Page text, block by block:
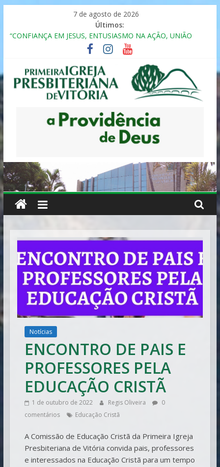
7 de agosto de 2026
Últimos:
“CONFIANÇA EM JESUS, ENTUSIASMO NA AÇÃO, UNIÃO
Seminário da Família 2025
Formação em Inclusão, Ensino e Relacionamento com
Pessoas Atípicas
12º ENCONTRO DE CASAIS
MULHER PRESBITERIANA
Primeira
Presbiteriana
de
Vitória
Notícias
ENCONTRO DE PAIS E
PROFESSORES PELA
EDUCAÇÃO CRISTÃ
1 de outubro de 2022 Regis Oliveira
0
comentários
Educação Cristã
A Comissão de Educação Cristã da Primeira Igreja
Presbiteriana de Vitória convida pais, professores
e interessados na Educação Cristã para um tempo